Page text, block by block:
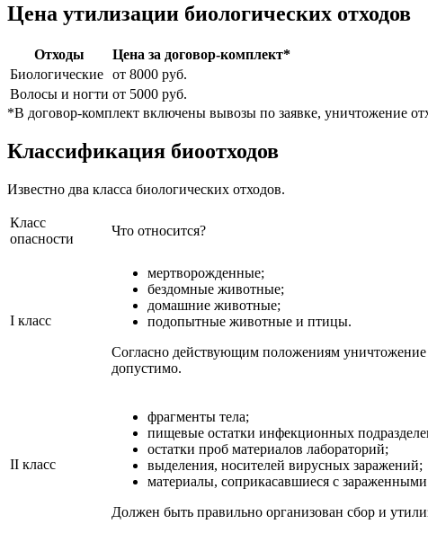
Цена утилизации биологических отходов
Отходы
Цена за договор-комплект*
Биологические от 8000 руб.
Волосы и ногти от 5000 руб.
*В договор-комплект включены вывозы по заявке, уничтожение
Классификация биоотходов
Известно два класса биологических отходов.
Класс
опасности
Что относится?
I класс
мертворожденные;
бездомные животные;
домашние животные;
подопытные животные и птицы.
Согласно действующим положениям уничтожение
допустимо.
II класс
фрагменты тела;
пищевые остатки инфекционных
остатки проб материалов лабораторий;
выделения, носителей вирусных заражений;
материалы, соприкасавшиеся с
Должен быть правильно организован сбор и